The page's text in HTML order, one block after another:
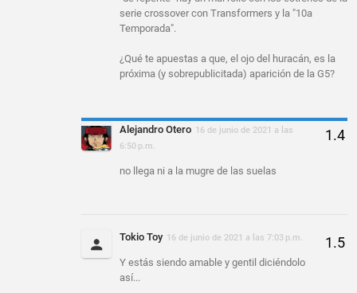
serie crossover con Transformers y la "10a
Temporada".
¿Qué te apuestas a que, el ojo del huracán, es la
próxima (y sobrepublicitada) aparición de la G5?
Alejandro Otero 16 de junio de 2021 a las
6:50 p.m.
no llega ni a la mugre de las suelas
Tokio Toy 16 de junio de 2021 a las 7:03 p.m.
Y estás siendo amable y gentil diciéndolo
así...